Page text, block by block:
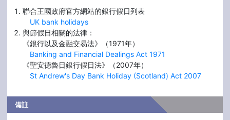
聯合王國政府官方網站的銀行假日列表
UK bank holidays
與節假日相關的法律：
《銀行以及金融交易法》（1971年）
Banking and Financial Dealings Act 1971
《聖安德魯日銀行假日法》（2007年）
St Andrew's Day Bank Holiday (Scotland) Act 2007
備註